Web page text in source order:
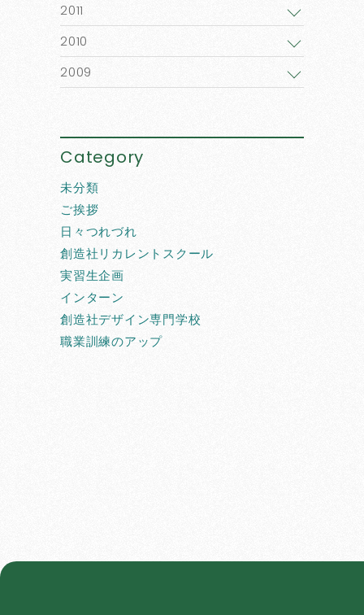
2011
2010
2009
Category
未分類
ご挨拶
日々つれづれ
創造社リカレントスクール
実習生企画
インターン
創造社デザイン専門学校
職業訓練のアップ